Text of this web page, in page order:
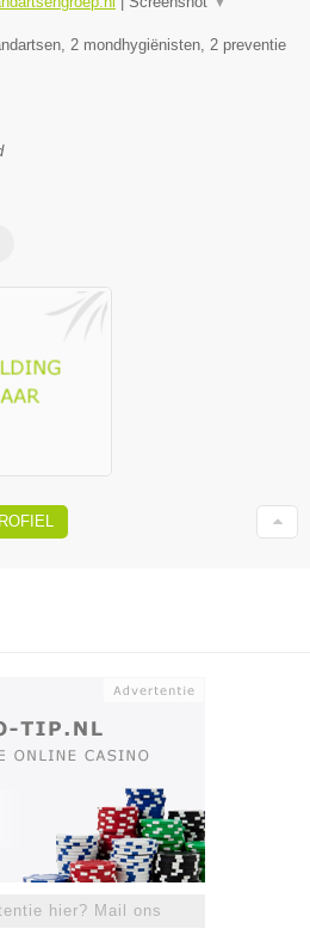
2 mondhygiënisten, 2 preventie
hier? Mail ons